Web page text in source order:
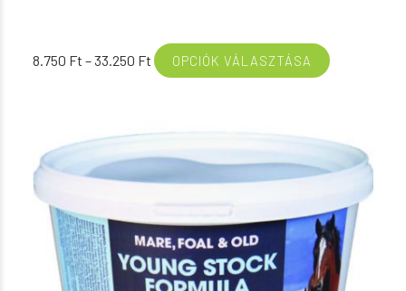
8.750 Ft –33.250 Ft Ártartomány:
8.750 Ft
OPCIÓK VÁLASZTÁSA